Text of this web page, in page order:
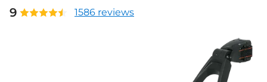
9
1586 reviews